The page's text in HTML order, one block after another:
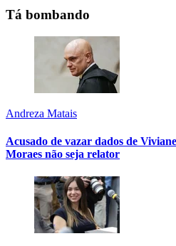
Tá bombando
Andreza Matais
Acusado de vazar dados de
Moraes não seja relator